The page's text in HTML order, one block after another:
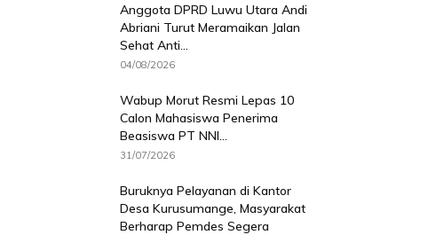
Anggota DPRD Luwu Utara Andi
Abriani Turut Meramaikan Jalan
Sehat Anti...
04/08/2026
Wabup Morut Resmi Lepas 10
Calon Mahasiswa Penerima
Beasiswa PT NNI...
31/07/2026
Buruknya Pelayanan di Kantor
Desa Kurusumange, Masyarakat
Berharap Pemdes Segera